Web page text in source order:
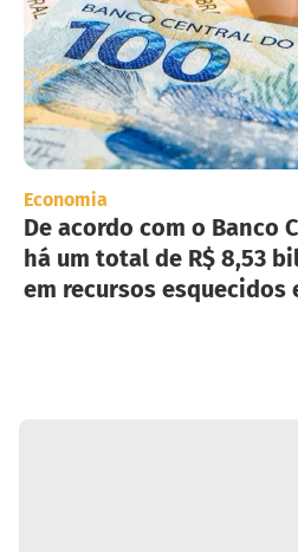
Economia
De acordo com o Banco
há um total de R$ 8,53
em recursos esquecidos